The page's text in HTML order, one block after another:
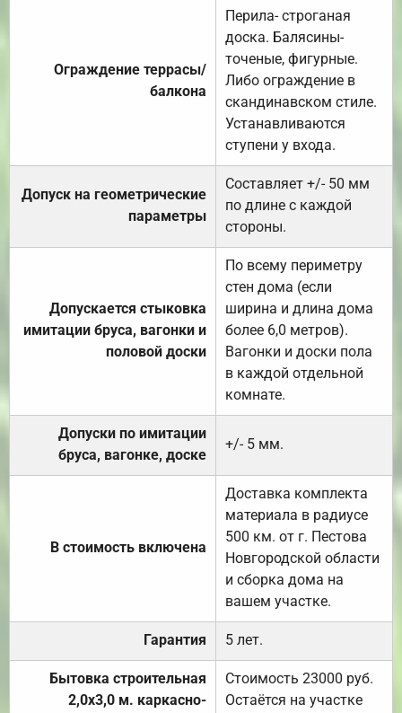
Ограждение террасы/
балкона
Перила- строганая
доска. Балясины-
точеные, фигурные.
Либо ограждение в
скандинавском стиле.
Устанавливаются
ступени у входа.
Допуск на геометрические
параметры
Составляет +/- 50 мм
по длине с каждой
стороны.
Допускается стыковка
имитации бруса, вагонки и
половой доски
По всему периметру
стен дома (если
ширина и длина дома
более 6,0 метров).
Вагонки и доски пола
в каждой отдельной
комнате.
Допуски по имитации
бруса, вагонке, доске
+/- 5 мм.
В стоимость включена
Доставка комплекта
материала в радиусе
500 км. от г. Пестова
Новгородской области
и сборка дома на
вашем участке.
Гарантия 5 лет.
Бытовка строительная
2,0х3,0 м. каркасно-
Стоимость 23000 руб.
Остаётся на участке